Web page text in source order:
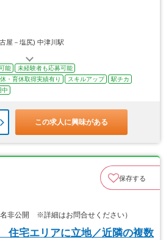
屋－塩尻) 中津川駅
能
未経験者も応募可能
・育休取得実績有り スキルアップ
駅チカ
中
この求人に興味がある
保存する
非公開 ※詳細はお問合せください）
住宅エリアに立地／近隣の複数